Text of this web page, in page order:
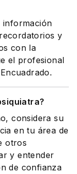
información
y
con la
el profesional
considera su
en tu área de
otros
y entender
de confianza